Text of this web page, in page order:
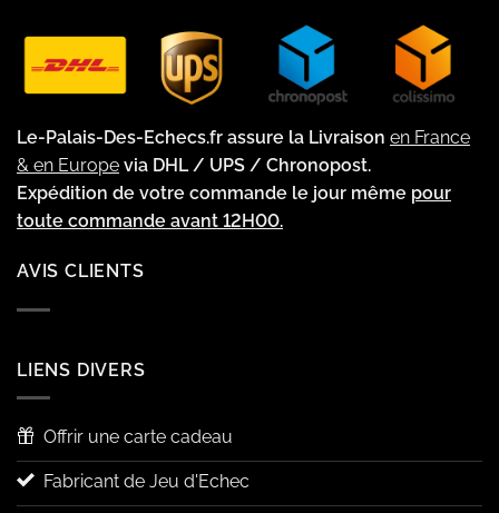
Le-Palais-Des-Echecs.fr assure la Livraison en France
& en Europe via DHL / UPS / Chronopost.
Expédition de votre commande le jour même pour
toute commande avant 12H00.
AVIS CLIENTS
LIENS DIVERS
Offrir une carte cadeau
Fabricant de Jeu d'Echec